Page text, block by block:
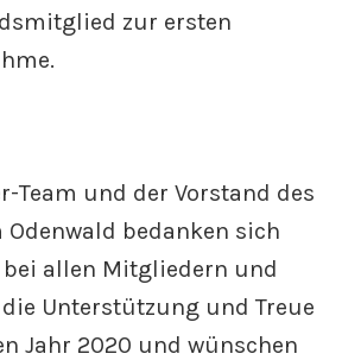
zur ersten
Team und der Vorstand des
Odenwald bedanken sich
allen Mitgliedern und
Unterstützung und Treue
Jahr 2020 und wünschen